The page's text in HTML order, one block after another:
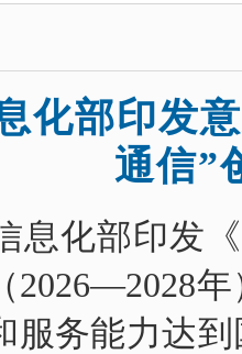
化部印发
通信”
化部印发《
2026—2028
服务能力达